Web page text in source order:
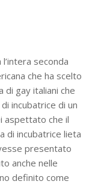
seconda
che ha scelto
di gay italiani che
incubatrice di un
aspettato che il
di incubatrice lieta
presentato
anche nelle
definito come